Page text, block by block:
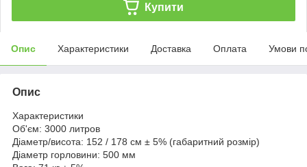
Купити
Опис Характеристики Доставка Оплата Умови
Опис
Характеристики
Об'єм: 3000 литров
Діаметр/висота: 152 / 178 см ± 5% (габаритний розмір)
Діаметр горловини: 500 мм